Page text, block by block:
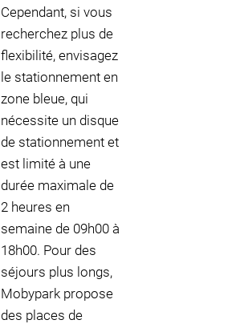
Cependant, si vous
recherchez plus de
flexibilité, envisagez
le stationnement en
zone bleue, qui
nécessite un disque
de stationnement et
est limité à une
durée maximale de
2 heures en
semaine de 09h00 à
18h00. Pour des
séjours plus longs,
Mobypark propose
des places de